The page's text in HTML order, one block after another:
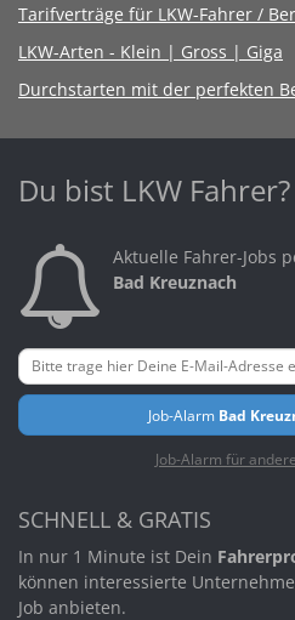
Tarifverträge für LKW-Fahrer /
LKW-Arten - Klein | Gross | Giga
Durchstarten mit der perfekten
Du bist LKW Fahrer?
Aktuelle Fahrer-Jobs
Bad Kreuznach
Job-Alarm Bad
Job-Alarm für
SCHNELL & GRATIS
In nur 1 Minute ist Dein
können interessierte
Job anbieten.